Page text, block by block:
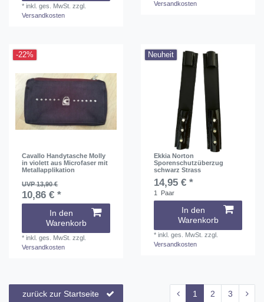
*inkl. ges. MwSt. zzgl.
Versandkosten
Versandkosten
-22%
Cavallo Handytasche Molly
in violett aus Microfaser mit
Metallapplikation
UVP 13,90 €
10,86 € *
In den
Warenkorb
*inkl. ges. MwSt. zzgl.
Versandkosten
Neuheit
Ekkia Norton
Sporenschutzüberzug
schwarz Strass
14,95 € *
1 Paar
In den
Warenkorb
*inkl. ges. MwSt. zzgl.
Versandkosten
zurück zur Startseite 1 2 3